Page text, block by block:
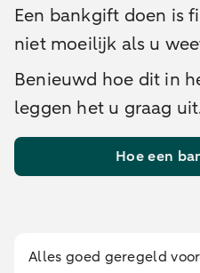
Een bankgift doen is
niet moeilijk als u
Benieuwd hoe dit in
leggen het u graag
Hoe een
Alles goed geregeld